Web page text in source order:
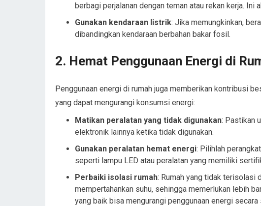
berbagi perjalanan dengan teman atau rekan kerja. Ini
Gunakan kendaraan listrik: Jika memungkinkan,
dibandingkan kendaraan berbahan bakar fosil.
2. Hemat Penggunaan Energi di
Penggunaan energi di rumah juga memberikan kontribusi
yang dapat mengurangi konsumsi energi:
Matikan peralatan yang tidak digunakan: Pastikan
elektronik lainnya ketika tidak digunakan.
Gunakan peralatan hemat energi: Pilihlah
seperti lampu LED atau peralatan yang memiliki
Perbaiki isolasi rumah: Rumah yang tidak terisolasi
mempertahankan suhu, sehingga memerlukan lebih
yang baik bisa mengurangi penggunaan energi secara